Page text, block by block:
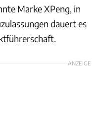
Marke XPeng, in
dauert es
ANZEIGE